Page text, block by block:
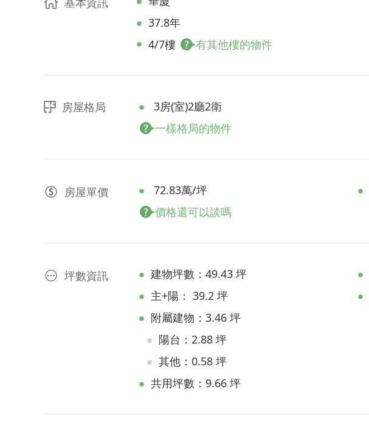
37.8年
4/7樓
有其他樓的物件
房屋格局
3房(室)2廳2衛
一樣格局的物件
房屋單價
72.83萬/坪
價格還可以談嗎
坪數資訊
建物坪數：49.43 坪
主+陽： 39.2 坪
附屬建物：3.46 坪
陽台：2.88 坪
其他：0.58 坪
共用坪數：9.66 坪